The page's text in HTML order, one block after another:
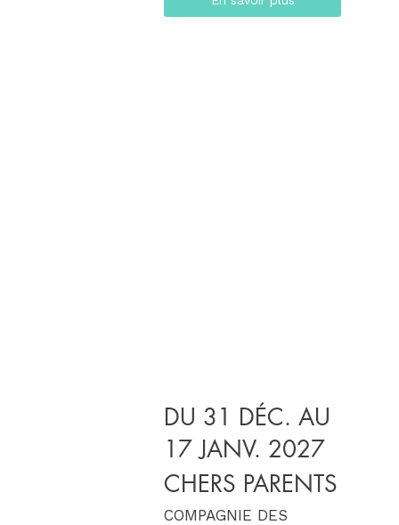
DU 31 DÉC. AU
17 JANV. 2027
CHERS PARENTS
COMPAGNIE DES